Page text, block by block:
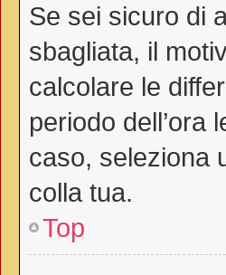
Se sei sicuro di
sbagliata, il
calcolare le
periodo dell’ora
caso, seleziona
colla tua.
Top